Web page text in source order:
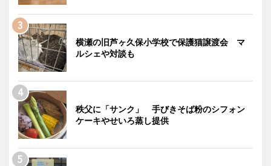
横瀬の旧芦ヶ久保小学校で保護猫譲渡会 マ
ルシェや対談も
秩父に「サンク」 手びきそば粉のシフォン
ケーキやせいろ蒸し提供